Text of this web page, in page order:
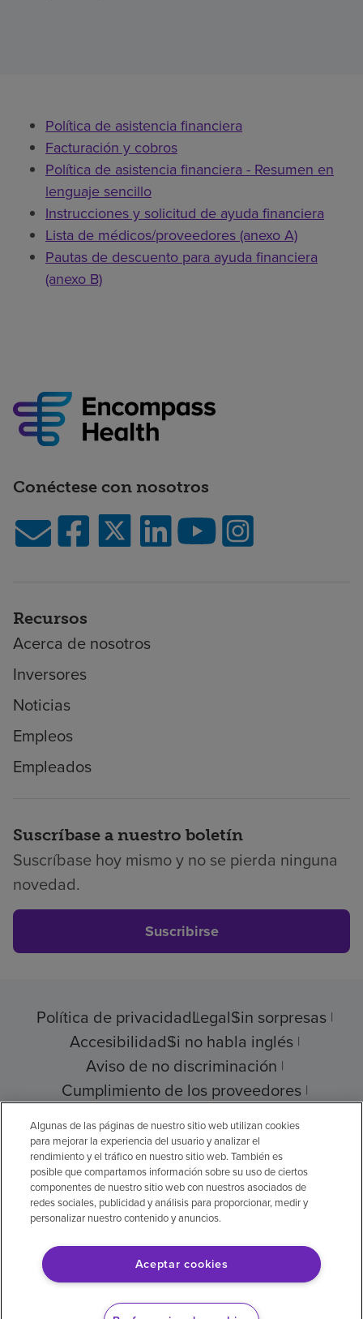
Política de asistencia financiera
Facturación y cobros
Política de asistencia financiera - Resumen en
lenguaje sencillo
Instrucciones y solicitud de ayuda financiera
Lista de médicos/proveedores (anexo A)
Pautas de descuento para ayuda financiera
(anexo B)
Conéctese con nosotros
Recursos
Acerca de nosotros
Inversores
Noticias
Empleos
Empleados
Suscríbase a nuestro boletín
Suscríbase hoy mismo y no se pierda ninguna
novedad.
Suscribirse
Política de privacidadLegalSin sorpresas
AccesibilidadSi no habla inglés
Aviso de no discriminación
Cumplimiento de los proveedores
Transparencia de precios
© 2026 Encompass Health Corporation
Preferencias de cookies
Aviso legal: Se tradujo con la ayuda de
inteligencia artificial (IA). La versión en inglés
Algunas de las páginas de nuestro sitio web utilizan cookies
para mejorar la experiencia del usuario y analizar el
rendimiento y el tráfico en nuestro sitio web. También es
posible que compartamos información sobre su uso de ciertos
componentes de nuestro sitio web con nuestros asociados de
redes sociales, publicidad y análisis para proporcionar, medir y
personalizar nuestro contenido y anuncios.
Aceptar cookies